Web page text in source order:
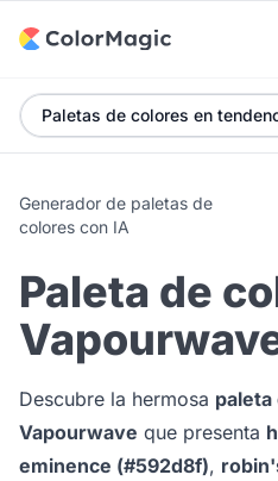
Paletas de colores en
Generador de paletas de
colores con IA
Paleta de
Descubre la hermosa
Vapourwave que presenta
eminence (#592d8f),